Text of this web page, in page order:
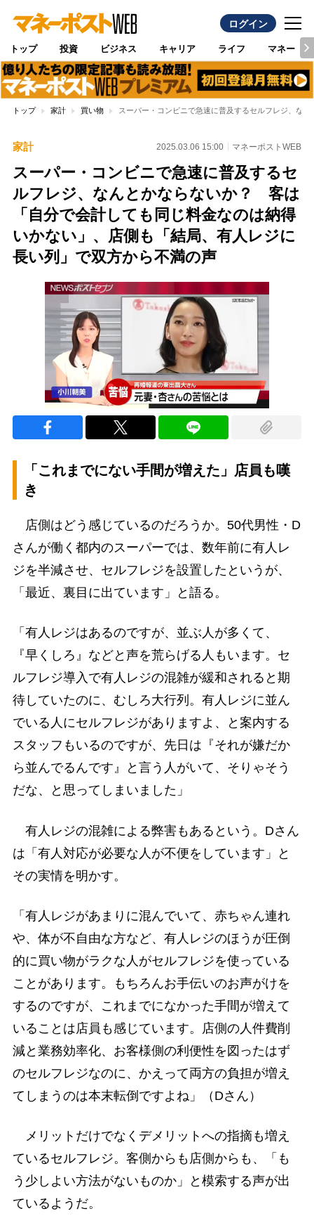
ログイン
トップ 投資 ビジネス キャリア ライフ マネー
トップ 家計 買い物 スーパー・コンビニで急速に普及するセルフレジ、な
家計 2025.03.06 15:00 マネーポストWEB
スーパー・コンビニで急速に普及するセ
ルフレジ、なんとかならないか？ 客は
「自分で会計しても同じ料金なのは納得
いかない」、店側も「結局、有人レジに
長い列」で双方から不満の声
「これまでにない手間が増えた」店員も嘆
き
店側はどう感じているのだろうか。50代男性・D
さんが働く都内のスーパーでは、数年前に有人レ
ジを半減させ、セルフレジを設置したというが、
「最近、裏目に出ています」と語る。
「有人レジはあるのですが、並ぶ人が多くて、
『早くしろ』などと声を荒らげる人もいます。セ
ルフレジ導入で有人レジの混雑が緩和されると期
待していたのに、むしろ大行列。有人レジに並ん
でいる人にセルフレジがありますよ、と案内する
スタッフもいるのですが、先日は『それが嫌だか
ら並んでるんです』と言う人がいて、そりゃそう
だな、と思ってしまいました」
有人レジの混雑による弊害もあるという。Dさん
は「有人対応が必要な人が不便をしています」と
その実情を明かす。
「有人レジがあまりに混んでいて、赤ちゃん連れ
や、体が不自由な方など、有人レジのほうが圧倒
的に買い物がラクな人がセルフレジを使っている
ことがあります。もちろんお手伝いのお声がけを
するのですが、これまでになかった手間が増えて
いることは店員も感じています。店側の人件費削
減と業務効率化、お客様側の利便性を図ったはず
のセルフレジなのに、かえって両方の負担が増え
てしまうのは本末転倒ですよね」（Dさん）
メリットだけでなくデメリットへの指摘も増え
ているセルフレジ。客側からも店側からも、「も
う少しよい方法がないものか」と模索する声が出
ているようだ。